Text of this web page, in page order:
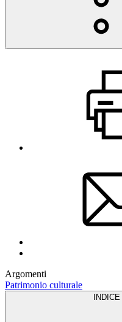
Argomenti
Patrimonio culturale